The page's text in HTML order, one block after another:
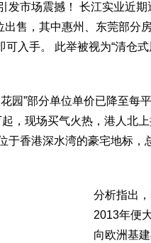
发市场震撼！ 长江实业近
出售，其中惠州、东莞部分
入手。 此举被视为“清仓
园”部分单位单价已降至每
，现场买气火热，港人北
于香港深水湾的豪宅地标
分析指出
2013年便
向欧洲基